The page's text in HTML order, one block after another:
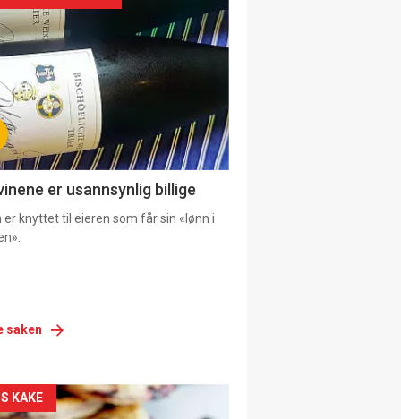
er usannsynlig billige
er knyttet til eieren som får sin «lønn i
saken
KAKE